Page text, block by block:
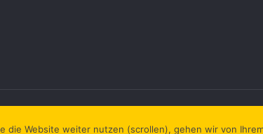
die Website weiter nutzen (scrollen), gehen wir von